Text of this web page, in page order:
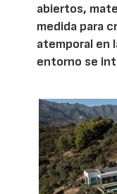
abiertos,
medida para
atemporal en
entorno se